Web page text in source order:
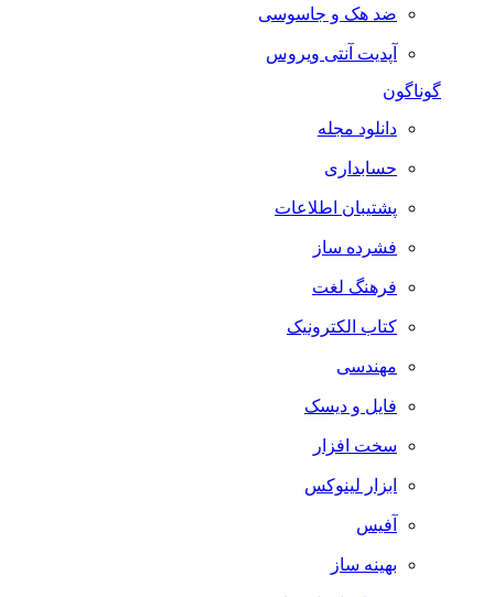
ضد هک و جاسوسی
آپدیت آنتی ویروس
گوناگون
دانلود مجله
حسابداری
پشتیبان اطلاعات
فشرده ساز
فرهنگ لغت
کتاب الکترونیک
مهندسی
فایل و دیسک
سخت افزار
ابزار لینوکس
آفیس
بهینه ساز